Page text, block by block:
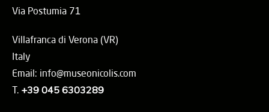
Via Postumia 71
Villafranca di Verona (VR)
Italy
Email: info@museonicolis.com
T. +39 045 6303289